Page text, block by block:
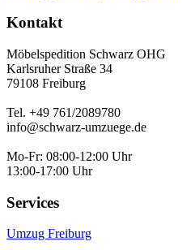
Kontakt
Möbelspedition Schwarz OHG
Karlsruher Straße 34
79108 Freiburg
Tel. +49 761/2089780
info@schwarz-umzuege.de
Mo-Fr: 08:00-12:00 Uhr
13:00-17:00 Uhr
Services
Umzug Freiburg